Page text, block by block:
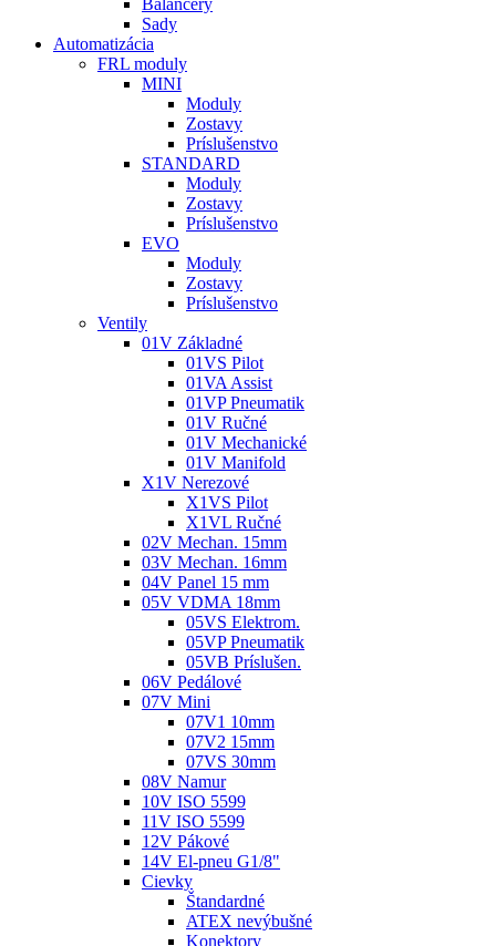
Balancéry
Sady
Automatizácia
FRL moduly
MINI
Moduly
Zostavy
Príslušenstvo
STANDARD
Moduly
Zostavy
Príslušenstvo
EVO
Moduly
Zostavy
Príslušenstvo
Ventily
01V Základné
01VS Pilot
01VA Assist
01VP Pneumatik
01V Ručné
01V Mechanické
01V Manifold
X1V Nerezové
X1VS Pilot
X1VL Ručné
02V Mechan. 15mm
03V Mechan. 16mm
04V Panel 15 mm
05V VDMA 18mm
05VS Elektrom.
05VP Pneumatik
05VB Príslušen.
06V Pedálové
07V Mini
07V1 10mm
07V2 15mm
07VS 30mm
08V Namur
10V ISO 5599
11V ISO 5599
12V Pákové
14V El-pneu G1/8"
Cievky
Štandardné
ATEX nevýbušné
Konektory